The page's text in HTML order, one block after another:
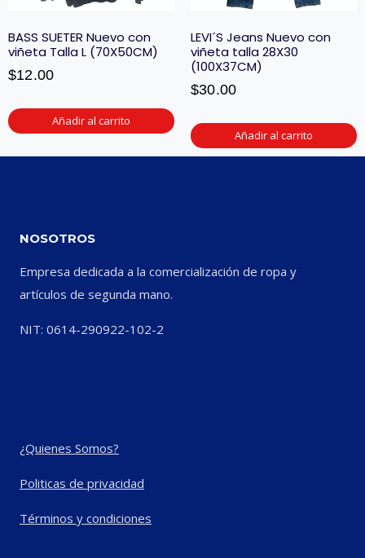
BASS SUETER Nuevo con
viñeta Talla L (70X50CM)
$12.00
Añadir al carrito
LEVI´S Jeans Nuevo con
viñeta talla 28X30
(100X37CM)
$30.00
Añadir al carrito
NOSOTROS
Empresa dedicada a la comercialización de ropa y
artículos de segunda mano.
NIT: 0614-290922-102-2
¿Quienes Somos?
Politicas de privacidad
Términos y condiciones